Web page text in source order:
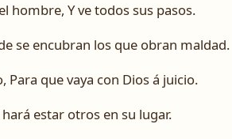
hombre, Y ve todos sus pasos.
se encubran los que obran maldad.
que vaya con Dios á juicio.
estar otros en su lugar.